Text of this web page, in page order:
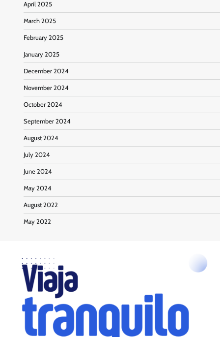
April 2025
March 2025
February 2025
January 2025
December 2024
November 2024
October 2024
September 2024
August 2024
July 2024
June 2024
May 2024
August 2022
May 2022